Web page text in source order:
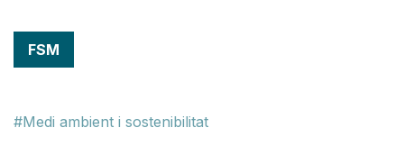
FSM
Medi ambient i sostenibilitat